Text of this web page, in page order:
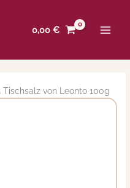
0,00€
von Leonto 100g